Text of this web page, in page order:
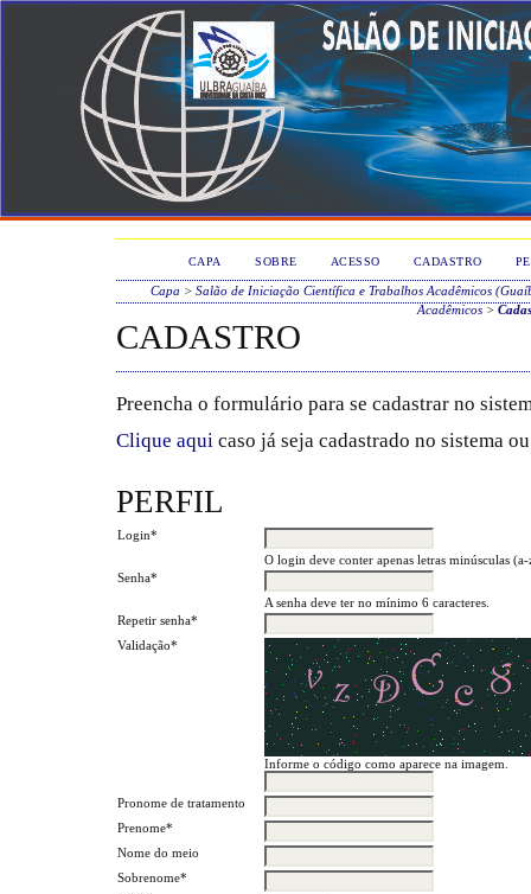
CAPA SOBRE ACESSO CADASTRO
Capa > Salão de Iniciação Científica e Trabalhos Acadêmicos
Acadêmicos>
CADASTRO
Preencha o formulário para se cadastrar no
Clique aqui caso já seja cadastrado no sistema
PERFIL
Login*
O login deve conter apenas letras minúsculas
Senha*
A senha deve ter no mínimo 6 caracteres.
Repetir senha*
Validação*
Informe o código como aparece na imagem.
Pronome de tratamento
Prenome*
Nome do meio
Sobrenome*